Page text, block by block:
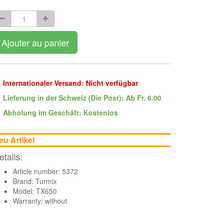
Ajouter au panier
Internationaler Versand: Nicht verfügbar
Lieferung in der Schweiz (Die Post): Ab Fr. 6.00
Abholung im Geschäft: Kostenlos
Artikel
Article number: 5372
Brand: Turmix
Model: TX650
Warranty: without